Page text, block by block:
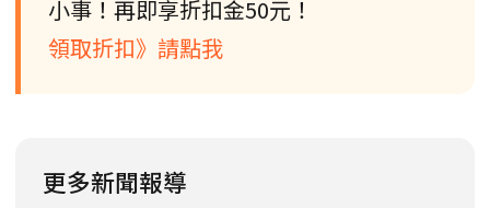
小事！再即享折扣金50元！
領取折扣》請點我
更多新聞報導